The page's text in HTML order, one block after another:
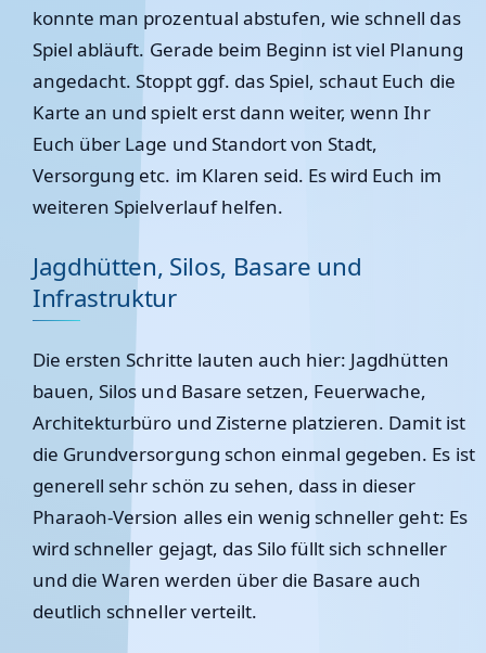
konnte man prozentual abstufen, wie schnell das
Spiel abläuft. Gerade beim Beginn ist viel Planung
angedacht. Stoppt ggf. das Spiel, schaut Euch die
Karte an und spielt erst dann weiter, wenn Ihr
Euch über Lage und Standort von Stadt,
Versorgung etc. im Klaren seid. Es wird Euch im
weiteren Spielverlauf helfen.
Jagdhütten, Silos, Basare und
Infrastruktur
Die ersten Schritte lauten auch hier: Jagdhütten
bauen, Silos und Basare setzen, Feuerwache,
Architekturbüro und Zisterne platzieren. Damit ist
die Grundversorgung schon einmal gegeben. Es ist
generell sehr schön zu sehen, dass in dieser
Pharaoh-Version alles ein wenig schneller geht: Es
wird schneller gejagt, das Silo füllt sich schneller
und die Waren werden über die Basare auch
deutlich schneller verteilt.